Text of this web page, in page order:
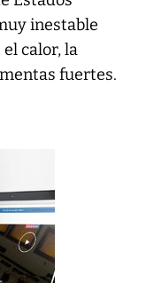
inestable
calor, la
fuertes.